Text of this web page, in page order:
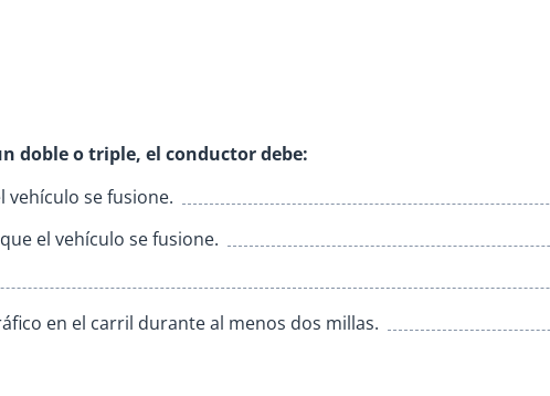
doble o triple, el conductor debe:
vehículo se fusione.
el vehículo se fusione.
en el carril durante al menos dos millas.